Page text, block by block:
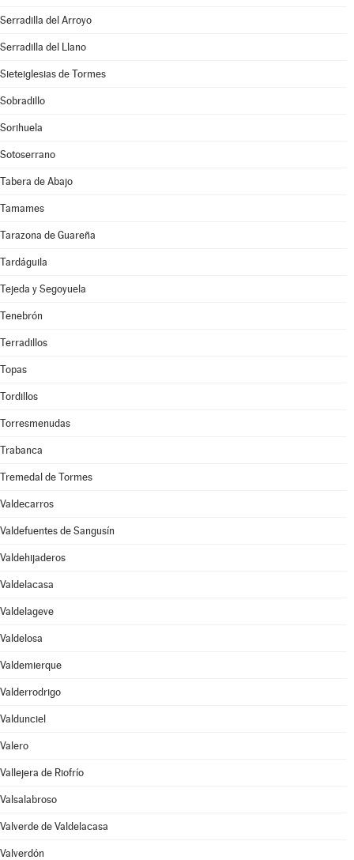
Serradilla del Arroyo
Serradilla del Llano
Sieteiglesias de Tormes
Sobradillo
Sorihuela
Sotoserrano
Tabera de Abajo
Tamames
Tarazona de Guareña
Tardáguila
Tejeda y Segoyuela
Tenebrón
Terradillos
Topas
Tordillos
Torresmenudas
Trabanca
Tremedal de Tormes
Valdecarros
Valdefuentes de Sangusín
Valdehijaderos
Valdelacasa
Valdelageve
Valdelosa
Valdemierque
Valderrodrigo
Valdunciel
Valero
Vallejera de Riofrío
Valsalabroso
Valverde de Valdelacasa
Valverdón